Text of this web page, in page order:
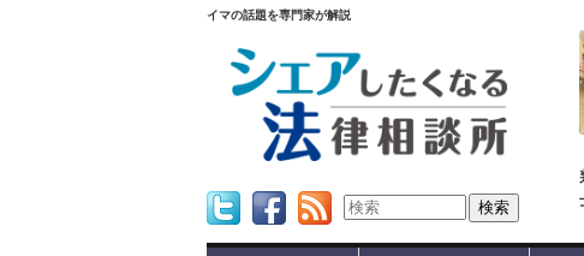
イマの話題を専門家が解説